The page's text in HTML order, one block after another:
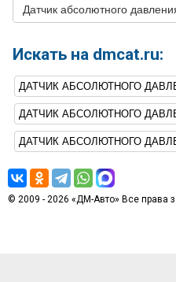
CHEROKEE
CHEROKEE
16 JEEP
GRAND
CHEROKEE
17 JEEP
GRAND
CHEROKEE
CHEROKEE
19 JEEP
GRAND
Датчик абсолютного
Искать на dmcat.ru:
ДАТЧИК АБСОЛЮТНОГО
ДАТЧИК АБСОЛЮТНОГО
ДАТЧИК АБСОЛЮТНОГО
© 2009 - 2026 «ДМ-Авто» Все права